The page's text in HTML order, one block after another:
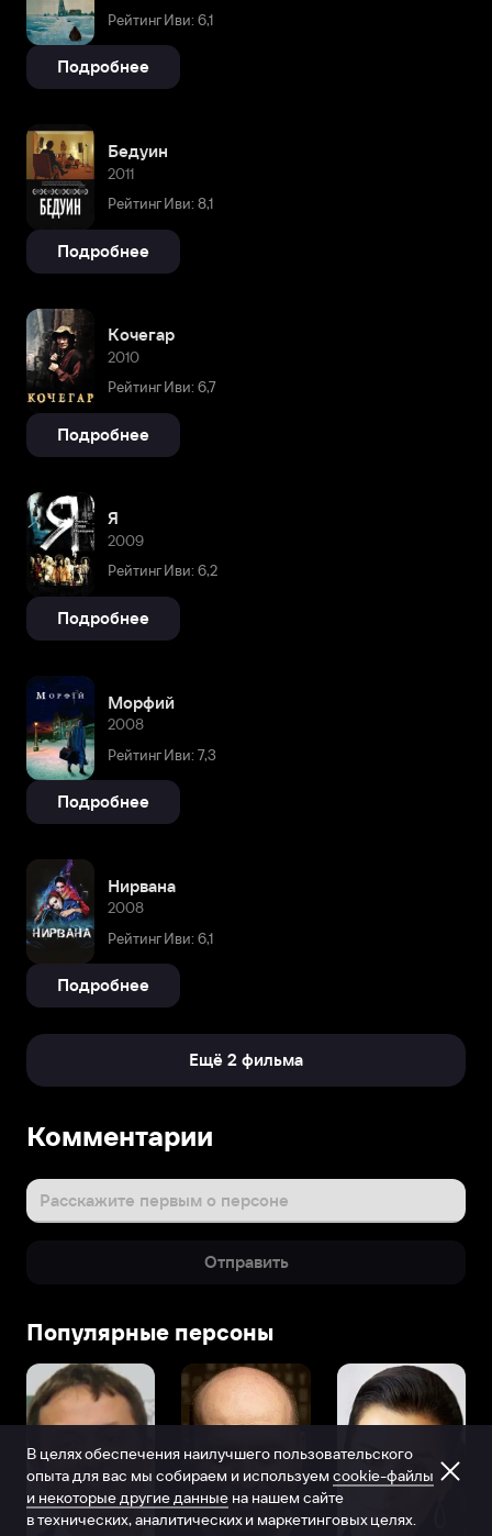
Рейтинг Иви: 6,1
Подробнее
Бедуин
2011
Рейтинг Иви: 8,1
Подробнее
Кочегар
2010
Рейтинг Иви: 6,7
Подробнее
Я
2009
Рейтинг Иви: 6,2
Подробнее
Морфий
2008
Рейтинг Иви: 7,3
Подробнее
Нирвана
2008
Рейтинг Иви: 6,1
Подробнее
Ещё 2 фильма
Комментарии
Расскажите первым о персоне
Отправить
Популярные персоны
В целях обеспечения наилучшего пользовательского
опыта для вас мы собираем и используем cookie-файлы
и некоторые другие данные на нашем сайте
в технических, аналитических и маркетинговых целях.